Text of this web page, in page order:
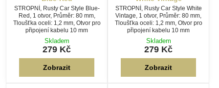
STROPNÍ, Rusty Car Style Blue-
Red, 1 otvor, Průměr: 80 mm,
Tloušťka oceli: 1,2 mm, Otvor pro
připojení kabelu 10 mm
Skladem
279 Kč
Zobrazit
STROPNÍ, Rusty Car Style White
Vintage, 1 otvor, Průměr: 80 mm,
Tloušťka oceli: 1,2 mm, Otvor pro
připojení kabelu 10 mm
Skladem
279 Kč
Zobrazit